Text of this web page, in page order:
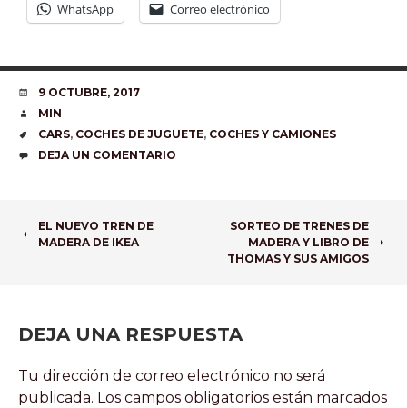
WhatsApp Correo electrónico
FECHA
9 OCTUBRE, 2017
AUTOR
MIN
ETIQUETAS
CARS, COCHES DE JUGUETE, COCHES Y CAMIONES
COMENTARIOS
DEJA UN COMENTARIO
NAVEGADOR
EL NUEVO TREN DE
MADERA DE IKEA
SORTEO DE TRENES DE
MADERA Y LIBRO DE
THOMAS Y SUS AMIGOS
DEJA UNA RESPUESTA
Tu dirección de correo electrónico no será
publicada. Los campos obligatorios están marcados